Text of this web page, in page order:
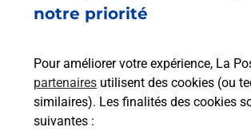
notre priorité
Pour améliorer votre expérience, La
partenaires utilisent des cookies (ou
similaires). Les finalités des cookies
suivantes :
35133 LECOUSSE
Malin !